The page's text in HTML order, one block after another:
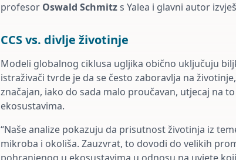
profesor Oswald Schmitzs Yalea i glavni autor
CCS vs. divlje životinje
Modeli globalnog ciklusa ugljika obično uključuju
istraživači tvrde je da se često zaboravlja na
značajan, iako do sada malo proučavan, utjecaj na
ekosustavima.
“Naše analize pokazuju da prisutnost životinja iz
mikroba i okoliša. Zauzvrat, to dovodi do velikih